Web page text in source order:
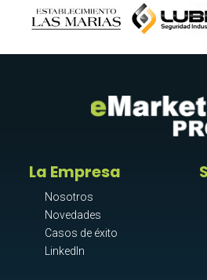
La Empresa
Nosotros
Novedades
Casos de éxito
LinkedIn